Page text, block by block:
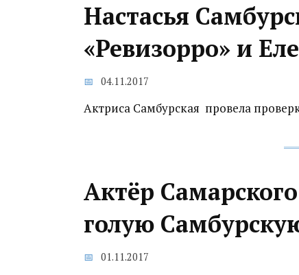
Настасья
«Ревизорро» и
04.11.2017
Актриса Самбурская провела
Актёр
голую
01.11.2017